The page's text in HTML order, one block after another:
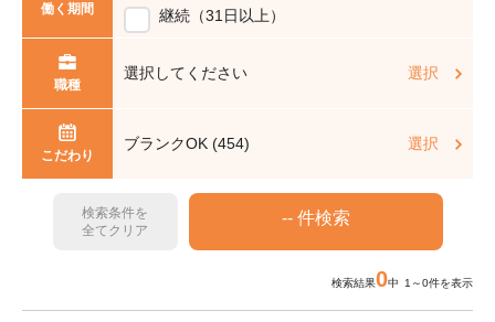
働く期間 継続（31日以上）
職種
選択してください 選択
こだわり
ブランクOK (454) 選択
検索条件を
全てクリア
検索結果0中 1～0件を表示